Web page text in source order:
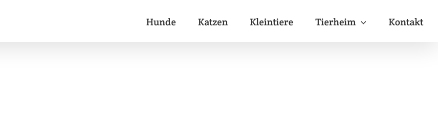
Hunde Katzen Kleintiere Tierheim Kontakt